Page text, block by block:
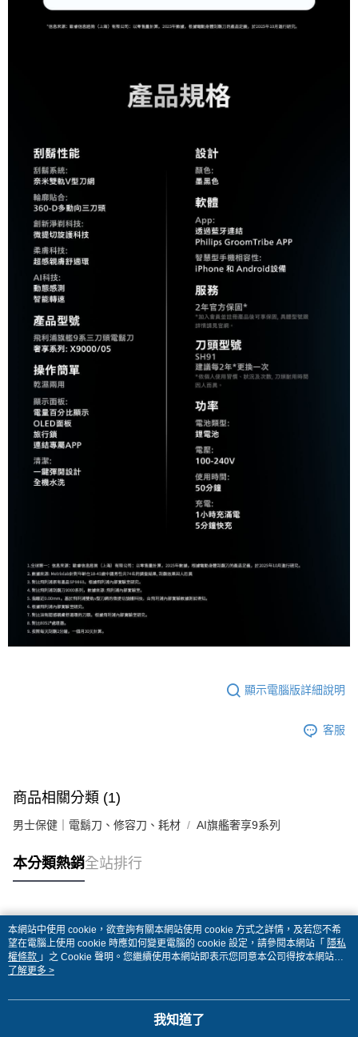
顯示電腦版詳細說明
客服
商品相關分類 (1)
男士保健｜電鬍刀、修容刀、耗材 AI旗艦奢享9系列
本分類熱銷全站排行
熱門標籤
本網站中使用 cookie，欲查詢有關本網站使用 cookie 方式之詳情，及若您不希
望在電腦上使用 cookie 時應如何變更電腦的 cookie 設定，請參閱本網站「 隱私
權條款 」之 Cookie 聲明。您繼續使用本網站即表示您同意本公司得按本網站使
用條款之 Cookie 聲明使用 cookie。
了解更多 >
我知道了